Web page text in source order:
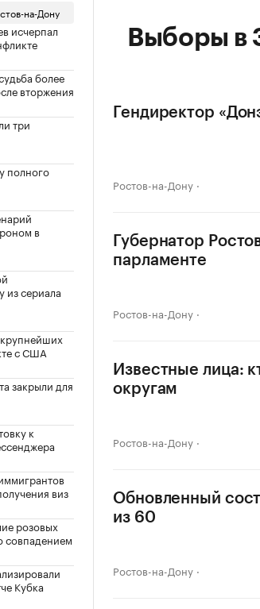
на-Дону
исчерпал
более
вторжения
три
полного
в
из сериала
с США
закрыли для
к
виз
розовых
совпадением
Кубка
Выборы в
Гендиректор
Ростов-на-Дону
Губернатор
парламенте
Ростов-на-Дону
Известные лица:
округам
Ростов-на-Дону
Обновленный
из 60
Ростов-на-Дону